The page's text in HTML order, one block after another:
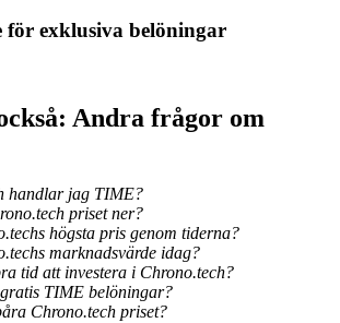
för exklusiva belöningar
Andra frågor om
handlar jag TIME?
priset ner?
högsta pris genom tiderna?
marknadsvärde idag?
tid att investera i Chrono.tech?
TIME belöningar?
Chrono.tech priset?